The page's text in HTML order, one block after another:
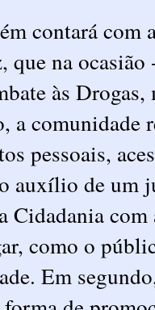
contará com
que na
às
a comunidade
pessoais,
auxílio de um
Cidadania
como o
Em